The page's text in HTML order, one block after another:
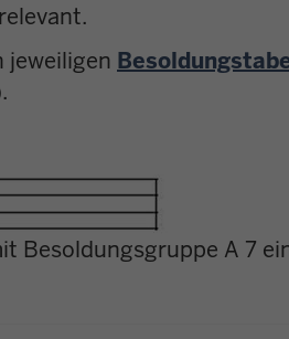
jeweiligen
Besoldungsgruppe A 7